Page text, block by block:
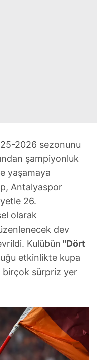
2026 sezonunu
şampiyonluk
yaşamaya
Antalyaspor
26.
olarak
dev
Kulübün "Dört
etkinlikte kupa
sürpriz yer